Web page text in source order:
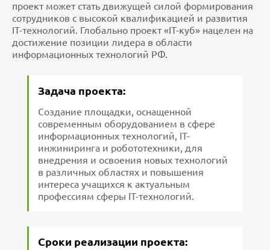
Задача проекта:
Создание площадки, оснащенной
современным оборудованием в сфере
информационных технологий, IT-
инжиниринга и робототехники, для
внедрения и освоения новых технологий
в различных областях и повышения
интереса учащихся к актуальным
профессиям сферы IT-технологий.
Сроки реализации проекта:
проект может стать движущей силой формирования
сотрудников с высокой квалификацией и развития
IT-технологий. Глобально проект «IT-куб» нацелен на
достижение позиции лидера в области
информационных технологий РФ.